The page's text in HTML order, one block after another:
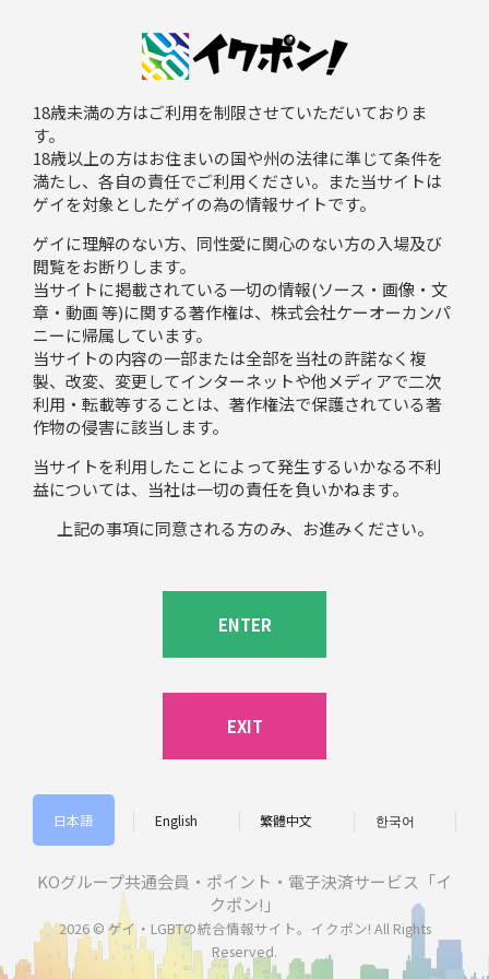
18歳未満の方はご利用を制限させていただいておりま
す。
18歳以上の方はお住まいの国や州の法律に準じて条件を
満たし、各自の責任でご利用ください。また当サイトは
ゲイを対象としたゲイの為の情報サイトです。
ゲイに理解のない方、同性愛に関心のない方の入場及び
閲覧をお断りします。
当サイトに掲載されている一切の情報(ソース・画像・文
章・動画 等)に関する著作権は、株式会社ケーオーカンパ
ニーに帰属しています。
当サイトの内容の一部または全部を当社の許諾なく複
製、改変、変更してインターネットや他メディアで二次
利用・転載等することは、著作権法で保護されている著
作物の侵害に該当します。
当サイトを利用したことによって発生するいかなる不利
益については、当社は一切の責任を負いかねます。
上記の事項に同意される方のみ、お進みください。
ENTER
EXIT
日本語 English 繁體中文 한국어
KOグループ共通会員・ポイント・電子決済サービス「イ
クポン!」
2026 © ゲイ・LGBTの統合情報サイト。イクポン! All Rights
Reserved.